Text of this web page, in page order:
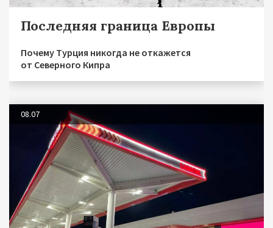
Последняя граница Европы
Почему Турция никогда не откажется
от Северного Кипра
08.07